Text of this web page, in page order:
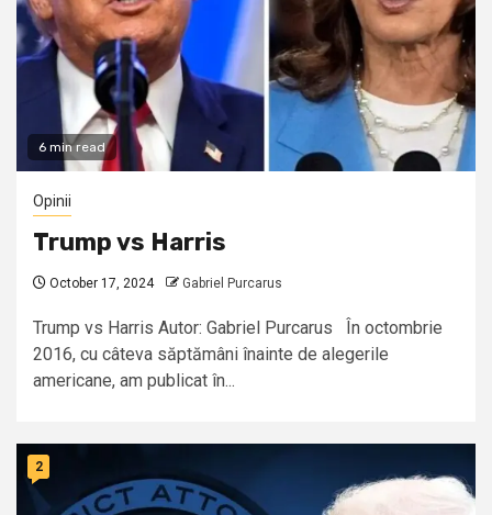
6 min read
Opinii
Trump vs Harris
October 17, 2024 Gabriel Purcarus
Trump vs Harris Autor: Gabriel Purcarus În octombrie
2016, cu câteva săptămâni înainte de alegerile
americane, am publicat în...
2